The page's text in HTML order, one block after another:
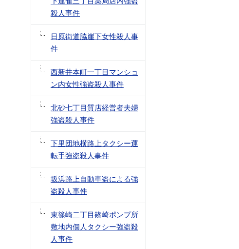
殺人事件
日原街道脇崖下女性殺人事
件
西新井本町一丁目マンショ
ン内女性強盗殺人事件
北砂七丁目質店経営者夫婦
強盗殺人事件
下里団地横路上タクシー運
転手強盗殺人事件
坂浜路上自動車盗による強
盗殺人事件
東篠崎二丁目篠崎ポンプ所
敷地内個人タクシー強盗殺
人事件